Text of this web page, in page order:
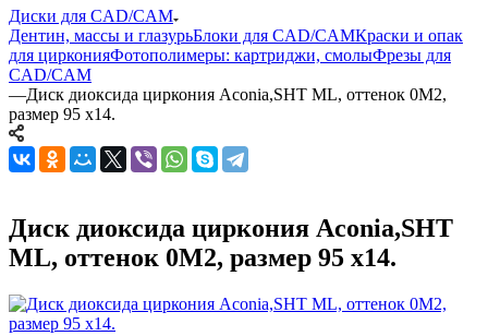
Диски для CAD/CAM
Дентин, массы и глазурьБлоки для CAD/CAMКраски и опак
для цирконияФотополимеры: картриджи, смолыФрезы для
CAD/CAM
—Диск диоксида циркония Aconia,SHT ML, оттенок 0M2,
размер 95 x14.
Диск диоксида циркония Aconia,SHT
ML, оттенок 0M2, размер 95 x14.